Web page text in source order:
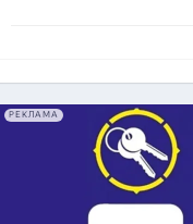
РЕКЛАМА